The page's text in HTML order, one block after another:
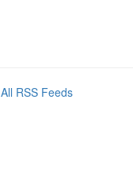
All RSS Feeds